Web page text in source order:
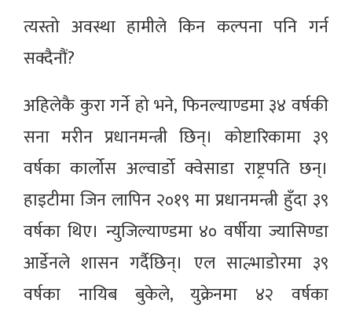
त्यस्तो अवस्था हामीले किन कल्पना पनि गर्न
सक्दैनौं?
अहिलेकै कुरा गर्ने हो भने, फिनल्याण्डमा ३४ वर्षकी
सना मरीन प्रधानमन्त्री छिन्। कोष्टारिकामा ३९
वर्षका कार्लोस अल्वार्डो क्वेसाडा राष्ट्रपति छन्।
हाइटीमा जिन लापिन २०१९ मा प्रधानमन्त्री हुँदा ३९
वर्षका थिए। न्युजिल्याण्डमा ४० वर्षीया ज्यासिण्डा
आर्डेनले शासन गर्दैछिन्। एल साल्भाडोरमा ३९
वर्षका नायिब बुकेले, युक्रेनमा ४२ वर्षका